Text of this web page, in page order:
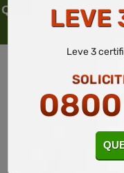
QUEM SOLICITOU
LEVE
Leve 3